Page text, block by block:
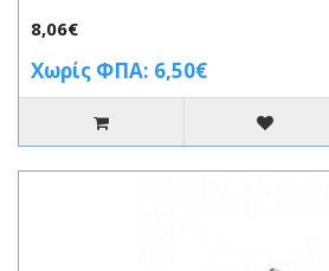
8,06€
Χωρίς ΦΠΑ: 6,50€